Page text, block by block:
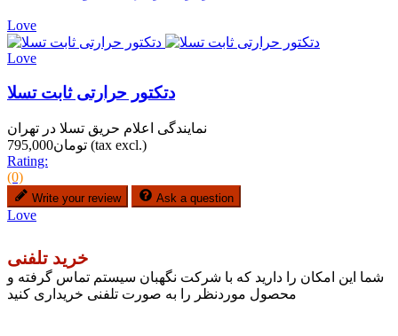
Love
Love
دتکتور حرارتی ثابت تسلا
نمایندگی اعلام حریق تسلا در تهران
تومان795,000 (tax excl.)
Rating:
(0)
Write your review Ask a question
Love
خرید تلفنی
شما این امکان را دارید که با شرکت نگهبان سیستم تماس گرفته و
محصول موردنظر را به صورت تلفنی خریداری کنید